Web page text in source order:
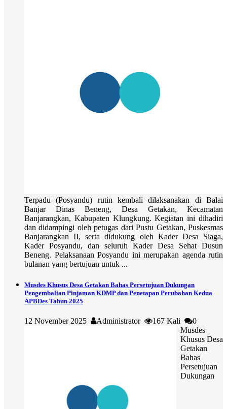
Terpadu (Posyandu) rutin kembali dilaksanakan di Balai
Banjar Dinas Beneng, Desa Getakan, Kecamatan
Banjarangkan, Kabupaten Klungkung. Kegiatan ini dihadiri
dan didampingi oleh petugas dari Pustu Getakan, Puskesmas
Banjarangkan II, serta didukung oleh Kader Desa Siaga,
Kader Posyandu, dan seluruh Kader Desa Sehat Dusun
Beneng. Pelaksanaan Posyandu ini merupakan agenda rutin
bulanan yang bertujuan untuk ...
Musdes Khusus Desa Getakan Bahas Persetujuan Dukungan
Pengembalian Pinjaman KDMP dan Penetapan Perubahan Kedua
APBDes Tahun 2025
12 November 2025 Administrator 167 Kali
0
Musdes
Khusus Desa
Getakan
Bahas
Persetujuan
Dukungan